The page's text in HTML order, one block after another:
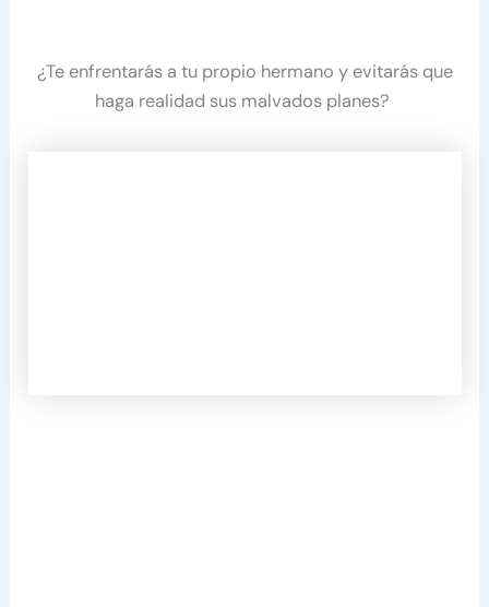
¿Te enfrentarás a tu propio hermano y evitarás que
haga realidad sus malvados planes?